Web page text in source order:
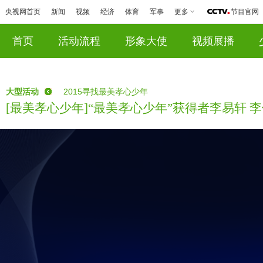
央视网首页 新闻 视频 经济 体育 军事 更多 节目官网
首页 活动流程 形象大使 视频展播
大型活动 2015寻找最美孝心少年
[最美孝心少年]“最美孝心少年”获得者李易轩